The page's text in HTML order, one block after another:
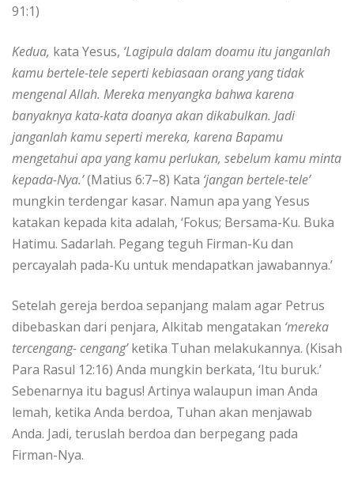
91:1)
Kedua, kata Yesus, ‘Lagipula dalam doamuitu janganlah
kamu bertele-tele seperti kebiasaan orang yang tidak
mengenal Allah. Mereka menyangka bahwa karena
banyaknya kata-kata doanya akan dikabulkan. Jadi
janganlah kamu seperti mereka, karena Bapamu
mengetahui apa yang kamu perlukan, sebelum kamu minta
kepada-Nya.’(Matius 6:7–8) Kata ‘jangan bertele-tele’
mungkin terdengar kasar. Namun apa yang Yesus
katakan kepada kita adalah, ‘Fokus; Bersama-Ku. Buka
Hatimu. Sadarlah. Pegang teguh Firman-Ku dan
percayalah pada-Ku untuk mendapatkan jawabannya.’
Setelah gereja berdoa sepanjang malam agar Petrus
dibebaskan dari penjara, Alkitab mengatakan ‘mereka
tercengang- cengang’ketika Tuhan melakukannya. (Kisah
Para Rasul 12:16) Anda mungkin berkata, ‘Itu buruk.’
Sebenarnya itu bagus! Artinya walaupun iman Anda
lemah, ketika Anda berdoa, Tuhan akan menjawab
Anda. Jadi, teruslah berdoa dan berpegang pada
Firman-Nya.